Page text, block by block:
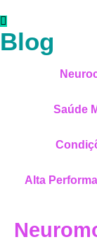
Blog
Saúde
Alta